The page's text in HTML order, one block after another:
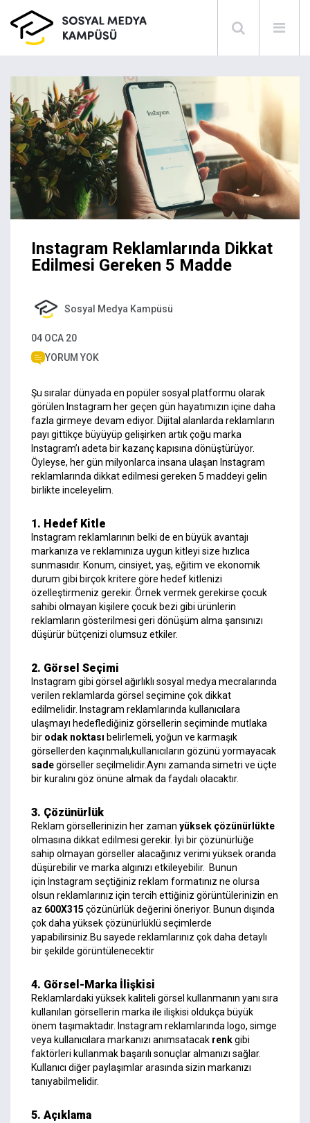
Instagram Reklamlarında Dikkat
Edilmesi Gereken 5 Madde
Sosyal Medya Kampüsü
04 OCA 20
YORUM YOK
Şu sıralar dünyada en popüler sosyal platformu olarak
görülen Instagram her geçen gün hayatımızın içine daha
fazla girmeye devam ediyor. Dijital alanlarda reklamların
payı gittikçe büyüyüp gelişirken artık çoğu marka
Instagram’ı adeta bir kazanç kapısına dönüştürüyor.
Öyleyse, her gün milyonlarca insana ulaşan Instagram
reklamlarında dikkat edilmesi gereken 5 maddeyi gelin
birlikte inceleyelim.
1. Hedef Kitle
Instagram reklamlarının belki de en büyük avantajı
markanıza ve reklamınıza uygun kitleyi size hızlıca
sunmasıdır. Konum, cinsiyet, yaş, eğitim ve ekonomik
durum gibi birçok kritere göre hedef kitlenizi
özelleştirmeniz gerekir. Örnek vermek gerekirse çocuk
sahibi olmayan kişilere çocuk bezi gibi ürünlerin
reklamların gösterilmesi geri dönüşüm alma şansınızı
düşürür bütçenizi olumsuz etkiler.
2. Görsel Seçimi
Instagram gibi görsel ağırlıklı sosyal medya mecralarında
verilen reklamlarda görsel seçimine çok dikkat
edilmelidir. Instagram reklamlarında kullanıcılara
ulaşmayı hedeflediğiniz görsellerin seçiminde mutlaka
bir odak noktası belirlemeli, yoğun ve karmaşık
görsellerden kaçınmalı,kullanıcıların gözünü yormayacak
sadegörseller seçilmelidir.Aynı zamanda simetri ve üçte
bir kuralını göz önüne almak da faydalı olacaktır.
3. Çözünürlük
Reklam görsellerinizin her zaman yüksek çözünürlükte
olmasına dikkat edilmesi gerekir. İyi bir çözünürlüğe
sahip olmayan görseller alacağınız verimi yüksek oranda
düşürebilir ve marka algınızı etkileyebilir.
Bunun
için Instagram seçtiğiniz reklam formatınız ne olursa
olsun reklamlarınız için tercih ettiğiniz görüntülerinizin en
az 600X315 çözünürlük değerini öneriyor. Bunun dışında
çok daha yüksek çözünürlüklü seçimlerde
yapabilirsiniz.Bu sayede reklamlarınız çok daha detaylı
bir şekilde görüntülenecektir
4. Görsel-Marka İlişkisi
Reklamlardaki yüksek kaliteli görsel kullanmanın yanı sıra
kullanılan görsellerin marka ile ilişkisi oldukça büyük
önem taşımaktadır. Instagram reklamlarında logo, simge
veya kullanıcılara markanızı anımsatacak renkgibi
faktörleri kullanmak başarılı sonuçlar almanızı sağlar.
Kullanıcı diğer paylaşımlar arasında sizin markanızı
tanıyabilmelidir.
5. Açıklama